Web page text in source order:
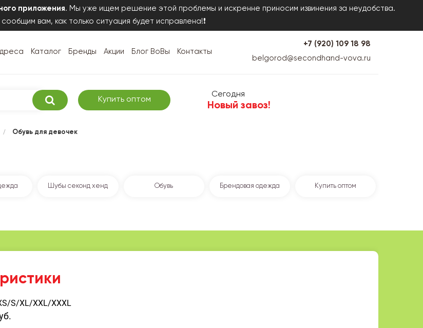
приложения. Мы уже ищем решение этой проблемы и искренне приносим извинения за неудобства.
вам, как только ситуация будет исправлена!❗
Каталог Бренды Акции Блог ВоВы Контакты
+7 (920) 109 18 98
belgorod@secondhand-vova.ru
Купить оптом
Сегодня
Новый завоз!
/ Обувь для девочек
Шубы секонд хенд Обувь Брендовая одежда Купить оптом
S/XL/XXL/XXXL